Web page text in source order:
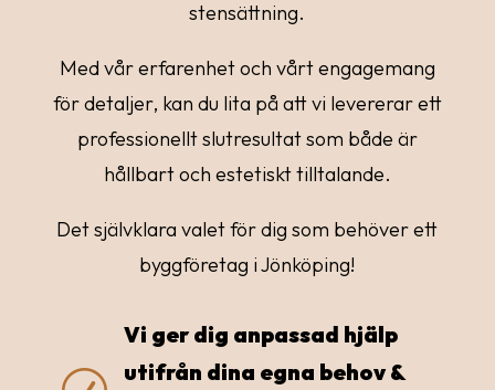
stensättning.
Med vår erfarenhet och vårt engagemang
för detaljer, kan du lita på att vi levererar ett
professionellt slutresultat som både är
hållbart och estetiskt tilltalande.
Det självklara valet för dig som behöver ett
byggföretag i Jönköping!
Vi ger dig anpassad hjälp
utifrån dina egna behov &